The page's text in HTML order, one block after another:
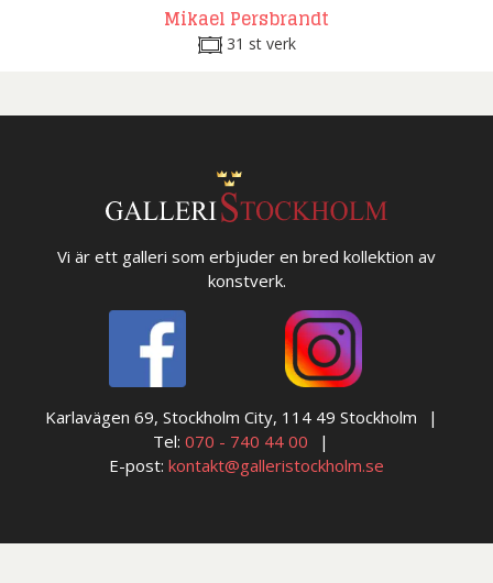
Mikael Persbrandt
31 st verk
Vi är ett galleri som erbjuder en bred kollektion av
konstverk.
Karlavägen 69, Stockholm City, 114 49 Stockholm
Tel: 070 - 740 44 00
E-post: kontakt@galleristockholm.se